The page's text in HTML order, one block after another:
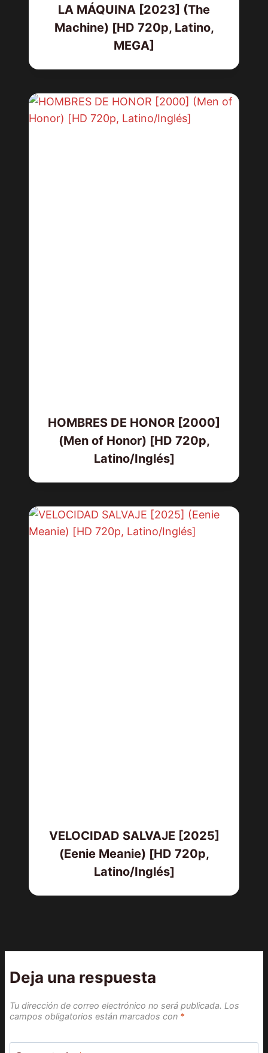
LA MÁQUINA [2023] (The
Machine) [HD 720p, Latino,
MEGA]
HOMBRES DE HONOR [2000]
(Men of Honor) [HD 720p,
Latino/Inglés]
VELOCIDAD SALVAJE [2025]
(Eenie Meanie) [HD 720p,
Latino/Inglés]
Deja una respuesta
Tu dirección de correo electrónico no será publicada. Los
campos obligatorios están marcados con *